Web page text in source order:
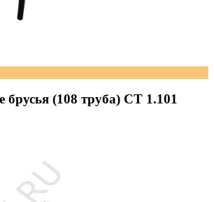
брусья (108 труба) СТ 1.101